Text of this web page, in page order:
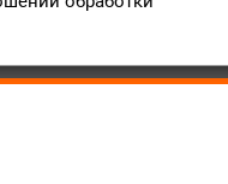
данных